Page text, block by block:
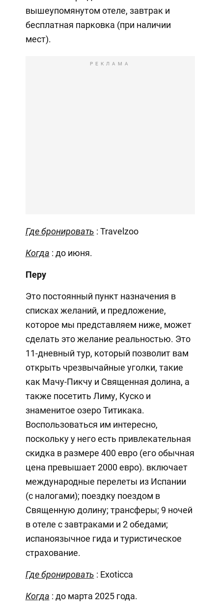
вышеупомянутом отеле, завтрак и
бесплатная парковка (при наличии
мест).
РЕКЛАМА
Где бронировать : Travelzoo
Когда : до июня.
Перу
Это постоянный пункт назначения в
списках желаний, и предложение,
которое мы представляем ниже, может
сделать это желание реальностью. Это
11-дневный тур, который позволит вам
открыть чрезвычайные уголки, такие
как Мачу-Пикчу и Священная долина, а
также посетить Лиму, Куско и
знаменитое озеро Титикака.
Воспользоваться им интересно,
поскольку у него есть привлекательная
скидка в размере 400 евро (его обычная
цена превышает 2000 евро). включает
международные перелеты из Испании
(с налогами); поездку поездом в
Священную долину; трансферы; 9 ночей
в отеле с завтраками и 2 обедами;
испаноязычное гида и туристическое
страхование.
Где бронировать : Exoticca
Когда : до марта 2025 года.